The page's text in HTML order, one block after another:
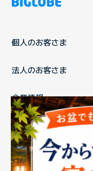
個人のお客さま
法人のお客さま
企業情報
ご利用中の方
お問い合わせ消費税の表示
個人情報保護ポリシープ